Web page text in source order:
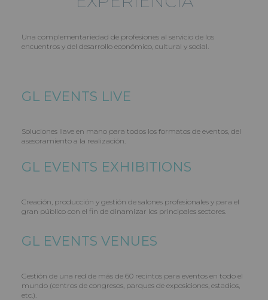
Una complementariedad de profesiones al servicio de los
encuentros y del desarrollo económico, cultural y social.
GL EVENTS LIVE
Soluciones llave en mano para todos los formatos de eventos, del
asesoramiento a la realización.
GL EVENTS EXHIBITIONS
Creación, producción y gestión de salones profesionales y para el
gran público con el fin de dinamizar los principales sectores.
GL EVENTS VENUES
Gestión de una red de más de 60 recintos para eventos en todo el
mundo (centros de congresos, parques de exposiciones, estadios,
etc.).